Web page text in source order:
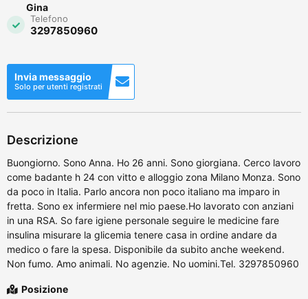
Gina
Telefono
3297850960
Invia messaggio
Solo per utenti registrati
Descrizione
Buongiorno. Sono Anna. Ho 26 anni. Sono giorgiana. Cerco lavoro
come badante h 24 con vitto e alloggio zona Milano Monza. Sono
da poco in Italia. Parlo ancora non poco italiano ma imparo in
fretta. Sono ex infermiere nel mio paese.Ho lavorato con anziani
in una RSA. So fare igiene personale seguire le medicine fare
insulina misurare la glicemia tenere casa in ordine andare da
medico o fare la spesa. Disponibile da subito anche weekend.
Non fumo. Amo animali. No agenzie. No uomini.Tel. 3297850960
Posizione